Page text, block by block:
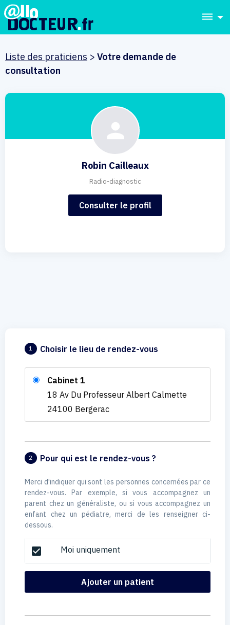
dehaze
Liste des praticiens > Votre demande de
consultation
Robin Cailleaux
Radio-diagnostic
Consulter le profil
1 Choisir le lieu de rendez-vous
Cabinet 1
18 Av Du Professeur Albert Calmette
24100 Bergerac
2 Pour qui est le rendez-vous ?
Merci d'indiquer qui sont les personnes concernées par ce
rendez-vous. Par exemple, si vous accompagnez un
parent chez un généraliste, ou si vous accompagnez un
enfant chez un pédiatre, merci de les renseigner ci-
dessous.
check_box Moi uniquement
Ajouter un patient